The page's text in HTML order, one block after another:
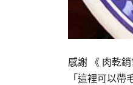
感謝 《 肉乾
「這裡可以